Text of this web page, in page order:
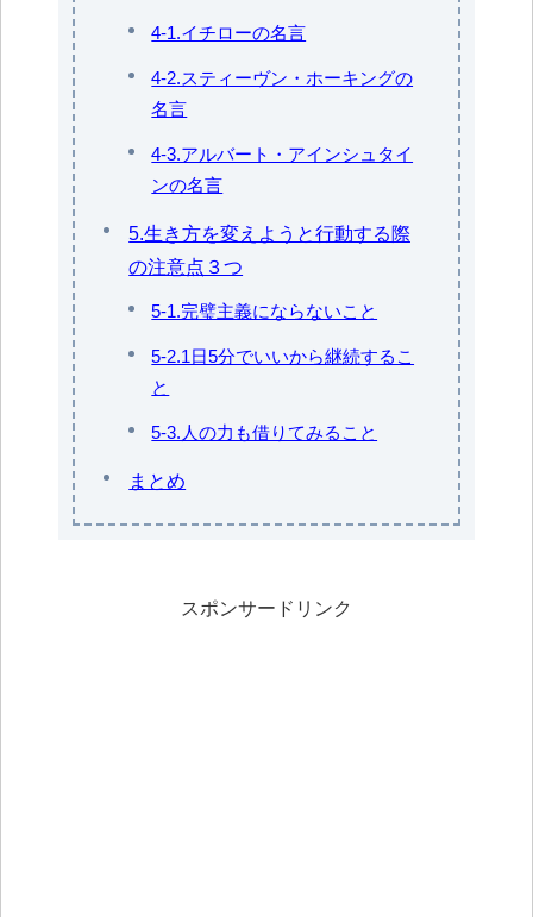
4-1.イチローの名言
4-2.スティーヴン・ホーキングの
名言
4-3.アルバート・アインシュタイ
ンの名言
5.生き方を変えようと行動する際
の注意点３つ
5-1.完璧主義にならないこと
5-2.1日5分でいいから継続するこ
と
5-3.人の力も借りてみること
まとめ
スポンサードリンク